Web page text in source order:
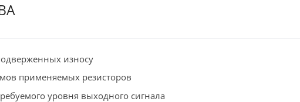
износу
применяемых резисторов
уровня выходного сигнала